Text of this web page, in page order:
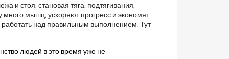
и стоя, становая тяга, подтягивания,
много мышц, ускоряют прогресс и экономят
над правильным выполнением. Тут
людей в это время уже не